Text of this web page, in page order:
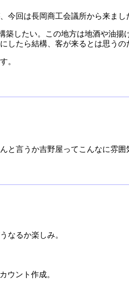
今回は長岡商工会議所から来ま
築したい。この地方は地酒や油
したら結構、客が来るとは思うの
。
と言うか吉野屋ってこんなに雰囲
なるか楽しみ。
ウント作成。